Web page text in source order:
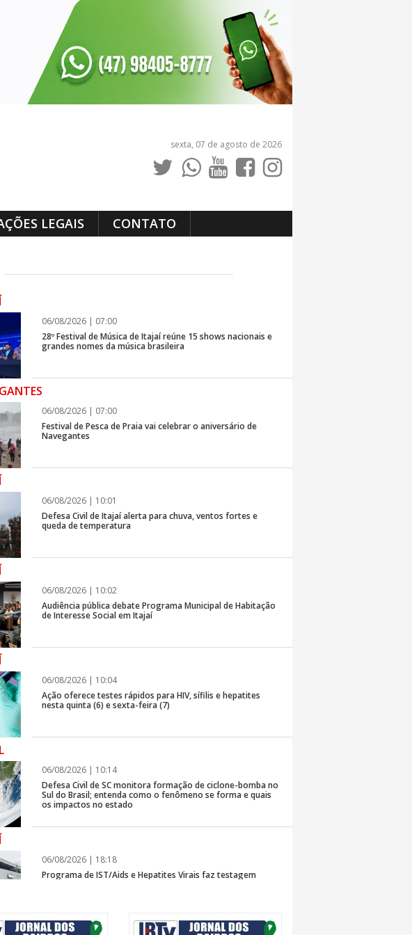
sexta, 07 de agosto de 2026
LEGAIS CONTATO
06/08/2026 | 07:00
28º Festival de Música de Itajaí reúne 15 shows nacionais e
grandes nomes da música brasileira
06/08/2026 | 07:00
Festival de Pesca de Praia vai celebrar o aniversário de
Navegantes
06/08/2026 | 10:01
Defesa Civil de Itajaí alerta para chuva, ventos fortes e
queda de temperatura
06/08/2026 | 10:02
Audiência pública debate Programa Municipal de Habitação
de Interesse Social em Itajaí
06/08/2026 | 10:04
Ação oferece testes rápidos para HIV, sífilis e hepatites
nesta quinta (6) e sexta-feira (7)
06/08/2026 | 10:14
Defesa Civil de SC monitora formação de ciclone-bomba no
Sul do Brasil; entenda como o fenômeno se forma e quais
os impactos no estado
06/08/2026 | 18:18
Programa de IST/Aids e Hepatites Virais faz testagem